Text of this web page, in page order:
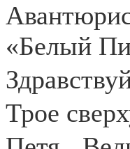
«Белый
Трое